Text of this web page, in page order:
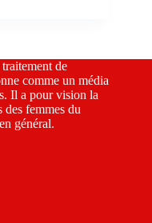
de
comme un média
Il a pour vision la
femmes du
général.